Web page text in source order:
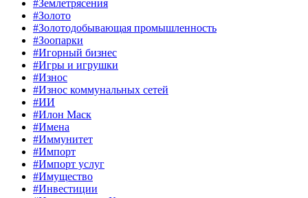
#Землетрясения
#Золото
#Золотодобывающая промышленность
#Зоопарки
#Игорный бизнес
#Игры и игрушки
#Износ
#Износ коммунальных сетей
#ИИ
#Илон Маск
#Имена
#Иммунитет
#Импорт
#Импорт услуг
#Имущество
#Инвестиции